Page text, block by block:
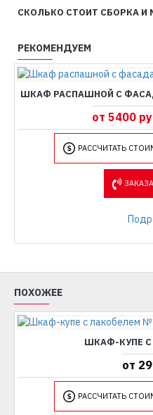
СКОЛЬКО СТОИТ СБОРКА И
РЕКОМЕНДУЕМ
ШКАФ РАСПАШНОЙ С
от 5400
РАССЧИТАТЬ
ПОХОЖЕЕ
ШКАФ-КУПЕ
от
РАССЧИТАТЬ